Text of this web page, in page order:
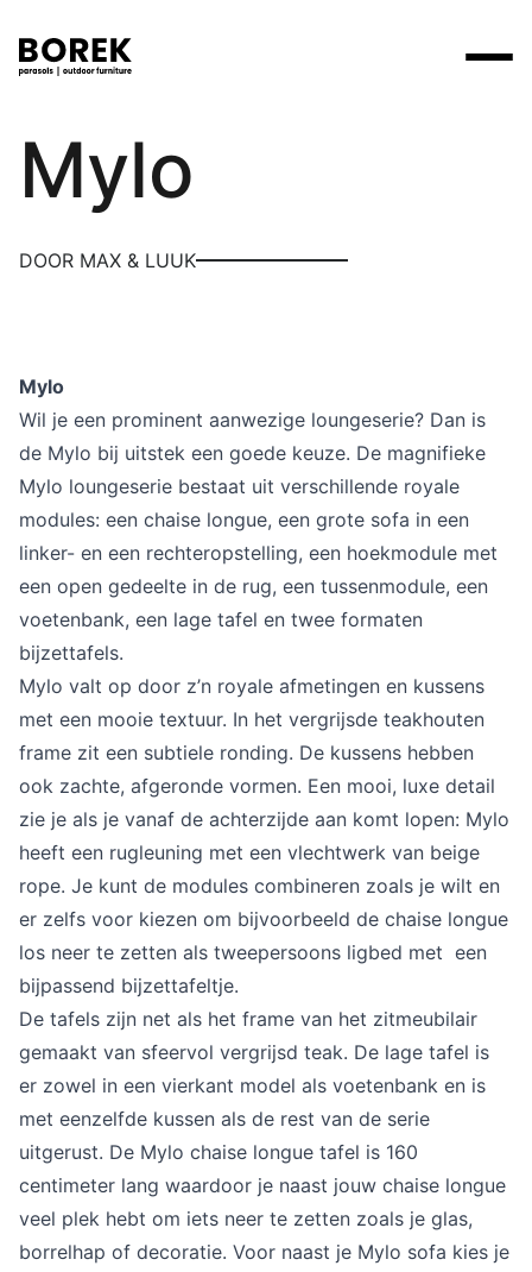
Producten
Ligbedden
Overig
Deals
Collecties
Merken
Verkooppunten
Designers
Prijscatalogi
Contact
3D modellen
Support
Nieuws
Events
Werken bij
Over ons
Taalkeuze
Zoek
Max & Luuk
Mylo
DOOR MAX & LUUK
Mylo
Wil je een prominent aanwezige loungeserie? Dan is
de Mylo bij uitstek een goede keuze. De magnifieke
Mylo loungeserie bestaat uit verschillende royale
modules: een chaise longue, een grote sofa in een
linker- en een rechteropstelling, een hoekmodule met
een open gedeelte in de rug, een tussenmodule, een
voetenbank, een lage tafel en twee formaten
bijzettafels.
Mylo valt op door z’n royale afmetingen en kussens
met een mooie textuur. In het vergrijsde teakhouten
frame zit een subtiele ronding. De kussens hebben
ook zachte, afgeronde vormen. Een mooi, luxe detail
zie je als je vanaf de achterzijde aan komt lopen: Mylo
heeft een rugleuning met een vlechtwerk van beige
rope. Je kunt de modules combineren zoals je wilt en
er zelfs voor kiezen om bijvoorbeeld de chaise longue
los neer te zetten als tweepersoons ligbed met een
bijpassend bijzettafeltje.
De tafels zijn net als het frame van het zitmeubilair
gemaakt van sfeervol vergrijsd teak. De lage tafel is
er zowel in een vierkant model als voetenbank en is
met eenzelfde kussen als de rest van de serie
uitgerust. De Mylo chaise longue tafel is 160
centimeter lang waardoor je naast jouw chaise longue
veel plek hebt om iets neer te zetten zoals je glas,
borrelhap of decoratie. Voor naast je Mylo sofa kies je